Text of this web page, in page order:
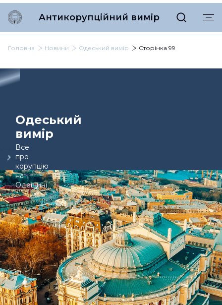
Антикорупційний вимір
Головна Новини Одеський вимір Сторінка 99
Одеський
вимір
Все
про
корупцію
на
Одещині